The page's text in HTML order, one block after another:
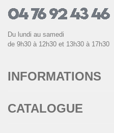
Du lundi au samedi
de 9h30 à 12h30 et 13h30 à 17h30
INFORMATIONS
CATALOGUE